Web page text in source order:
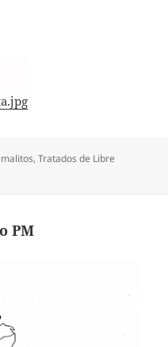
,Tratados de Libre
PM